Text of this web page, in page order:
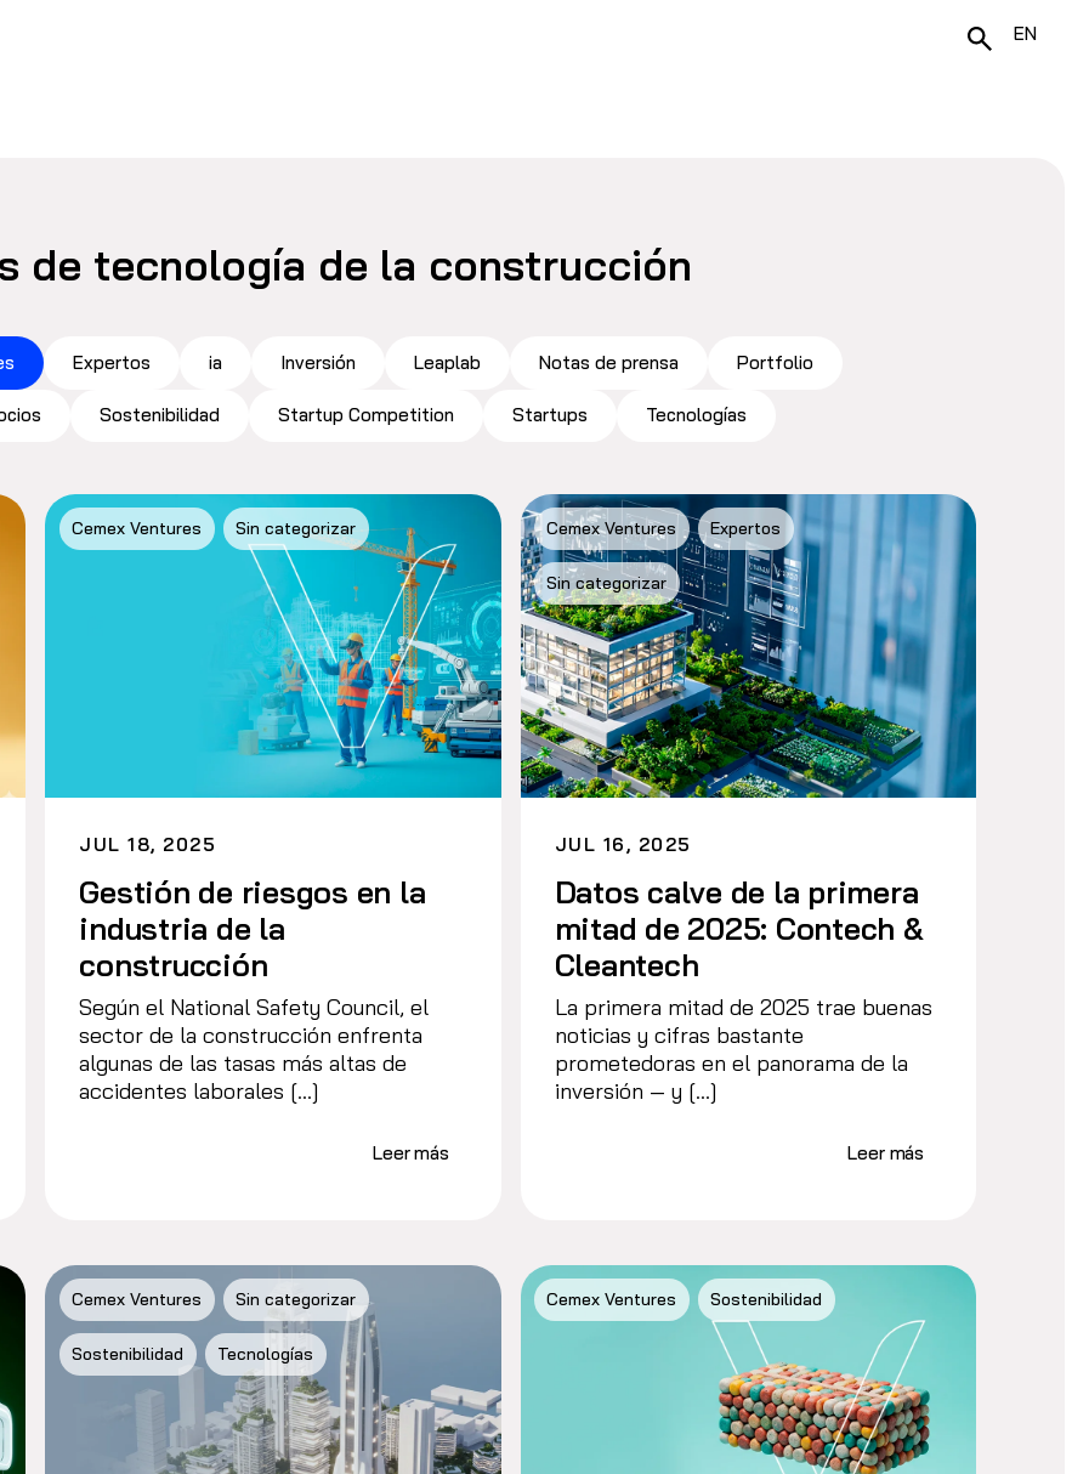
EN
de tecnología de la construcción
Expertos ia Inversión Leaplab Notas de prensa Portfolio
Sostenibilidad Startup Competition Startups Tecnologías
Cemex Ventures Sin categorizar
JUL 18, 2025
Gestión de riesgos en la
industria de la
construcción
Según el National Safety Council, el
sector de la construcción enfrenta
algunas de las tasas más altas de
accidentes laborales […]
Leer más
Cemex Ventures Expertos
Sin categorizar
JUL 16, 2025
Datos calve de la primera
mitad de 2025: Contech &
Cleantech
La primera mitad de 2025 trae buenas
noticias y cifras bastante
prometedoras en el panorama de la
inversión — y […]
Leer más
Cemex Ventures Sin categorizar
Sostenibilidad Tecnologías
Cemex Ventures Sostenibilidad